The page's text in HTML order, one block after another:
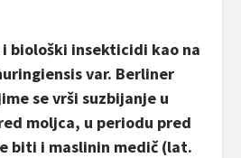
biološki insekticidi kao na
var. Berliner
se vrši suzbijanje u
moljca, u periodu pred
biti i maslinin medič (lat.